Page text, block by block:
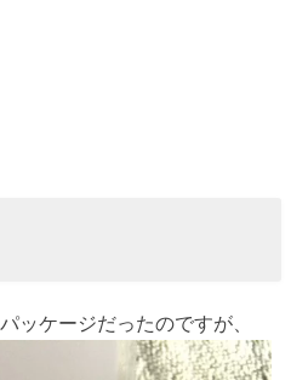
ッケージだったのですが、